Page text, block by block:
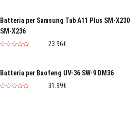
Batteria per Samsung Tab A11 Plus SM-X230
SM-X236
23.96€
Batteria per Baofeng UV-36 SW-9 DM36
31.99€